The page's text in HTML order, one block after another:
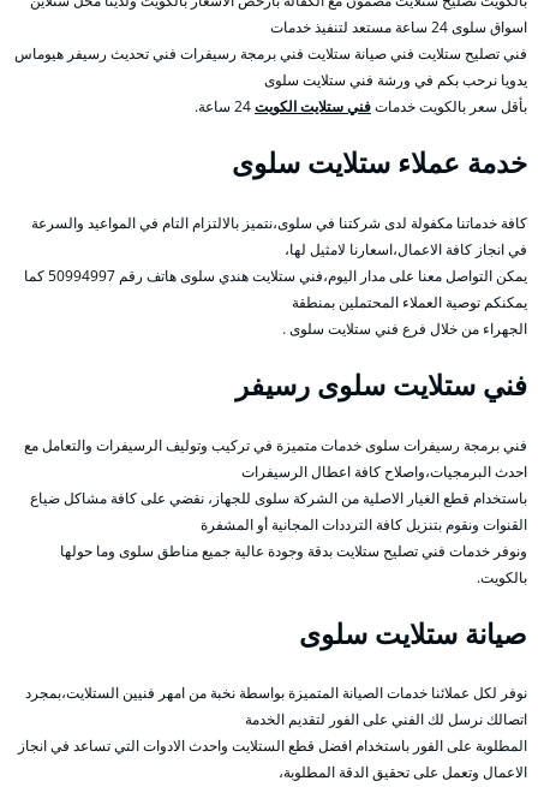
اسواق سلوى 24 ساعة مستعد لتنفيذ خدمات
فني تصليح ستلايت فني صيانة ستلايت فني برمجة رسيفرات فني تحديث رسيفر هيوماس
يدويا نرحب بكم في ورشة فني ستلايت سلوى
بأقل سعر بالكويت خدماتفني ستلايت الكويت
خدمة عملاء ستلايت سلوى
كافة خدماتنا مكفولة لدى شركتنا في سلوى،نتميز بالالتزام التام في المواعيد والسرعة
في انجاز كافة الاعمال،اسعارنا لامثيل لها،
يمكن التواصل معنا على مدار اليوم،فني ستلايت هندي سلوى هاتف رقم 50994997 كما
يمكنكم توصية العملاء المحتملين بمنطقة
الجهراء من خلال فرع فني ستلايت سلوى .
فني ستلايت سلوى رسيفر
فني برمجة رسيفرات سلوى خدمات متميزة في تركيب وتوليف الرسيفرات والتعامل مع
احدث البرمجيات،واصلاح كافة اعطال الرسيفرات
باستخدام قطع الغيار الاصلية من الشركة سلوى للجهاز، نقضي على كافة مشاكل ضياع
القنوات ونقوم بتنزيل كافة الترددات المجانية أو المشفرة
ونوفر خدمات فني تصليح ستلايت بدقة وجودة عالية جميع مناطق سلوى وما حولها
بالكويت.
صيانة ستلايت سلوى
نوفر لكل عملائنا خدمات الصيانة المتميزة بواسطة نخبة من امهر فنيين الستلايت،بمجرد
اتصالك نرسل لك الفني على الفور لتقديم الخدمة
المطلوبة على الفور باستخدام افضل قطع الستلايت واحدث الادوات التي تساعد في انجاز
الاعمال وتعمل على تحقيق الدقة المطلوبة،